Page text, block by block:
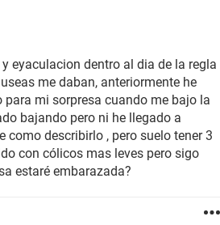
eyaculacion dentro al dia de la regla
me daban, anteriormente he
mi sorpresa cuando me bajo la
bajando pero ni he llegado a
describirlo , pero suelo tener 3
con cólicos mas leves pero sigo
estaré embarazada?